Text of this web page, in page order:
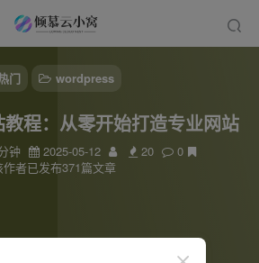
门 wordpress
程：从零开始打造专业网站
钟 2025-05-12 20
0
作者已发布371篇文章